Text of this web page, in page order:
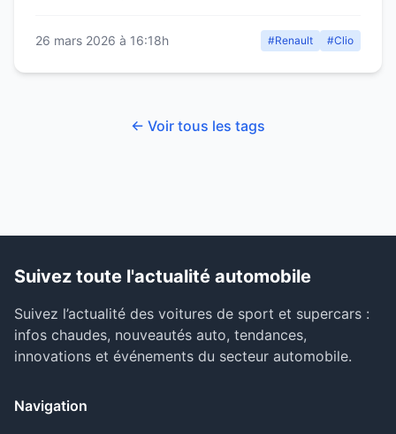
26 mars 2026 à 16:18h #Renault #Clio
← Voir tous les tags
Suivez toute l'actualité automobile
Suivez l’actualité des voitures de sport et supercars :
infos chaudes, nouveautés auto, tendances,
innovations et événements du secteur automobile.
Navigation